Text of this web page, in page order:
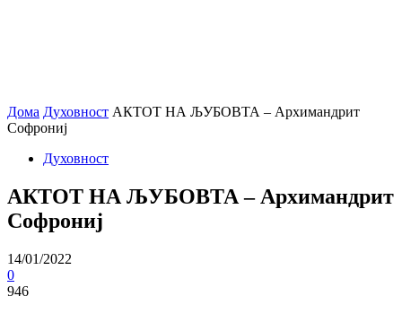
Дома Духовност АКТОТ НА ЉУБОВТА – Архимандрит
Софрониј
Духовност
АКТОТ НА ЉУБОВТА – Архимандрит
Софрониј
14/01/2022
0
946